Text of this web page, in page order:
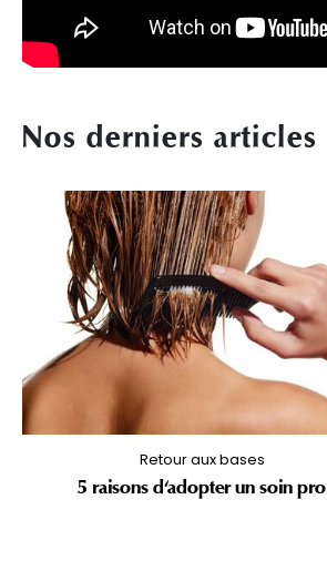
Nos derniers articles
Retour aux bases
5 raisons d'adopter un soin pro